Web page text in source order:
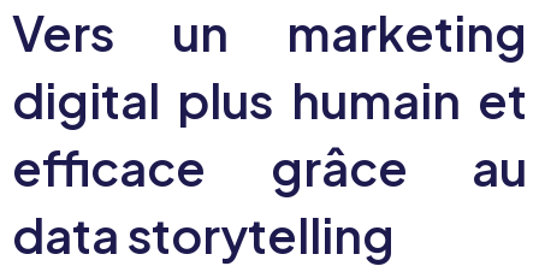
Vers un marketing
digital plus humain et
efficace grâce au
data storytelling